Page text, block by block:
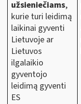
užsieniečiams,
kurie turi leidimą
laikinai gyventi
Lietuvoje ar
Lietuvos
ilgalaikio
gyventojo
leidimą gyventi
ES